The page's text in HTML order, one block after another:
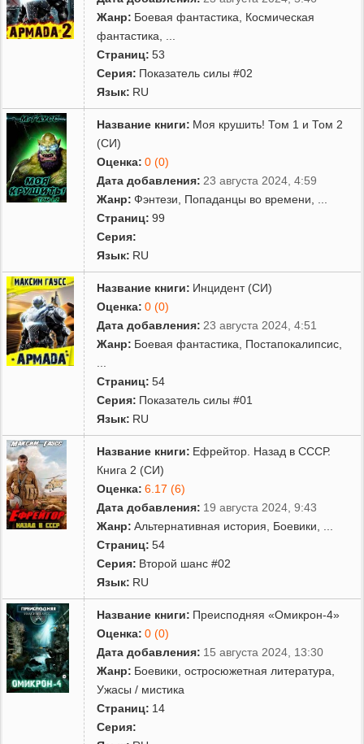
Жанр: Боевая фантастика
Космическая
фантастика
Страниц: 53
Серия: Показатель силы #02
Язык: RU
Название книги: Моя крушить! Том 1 и Том 2
(СИ)
Оценка: 0 (0)
Дата добавления: 23 августа 2024, 4:59
Жанр: Фэнтези Попаданцы во времени
Страниц: 99
Серия:
Язык: RU
Название книги: Инцидент (СИ)
Оценка: 0 (0)
Дата добавления: 23 августа 2024, 4:51
Жанр: Боевая фантастика Постапокалипсис
Страниц: 54
Серия: Показатель силы #01
Язык: RU
Название книги: Ефрейтор. Назад в СССР.
Книга 2 (СИ)
Оценка: 6.17 (6)
Дата добавления: 19 августа 2024, 9:43
Жанр: Альтернативная история Боевики
Страниц: 54
Серия: Второй шанс #02
Язык: RU
Название книги: Преисподняя «Омикрон-4»
Оценка: 0 (0)
Дата добавления: 15 августа 2024, 13:30
Жанр: Боевики, остросюжетная литература
Ужасы / мистика
Страниц: 14
Серия: